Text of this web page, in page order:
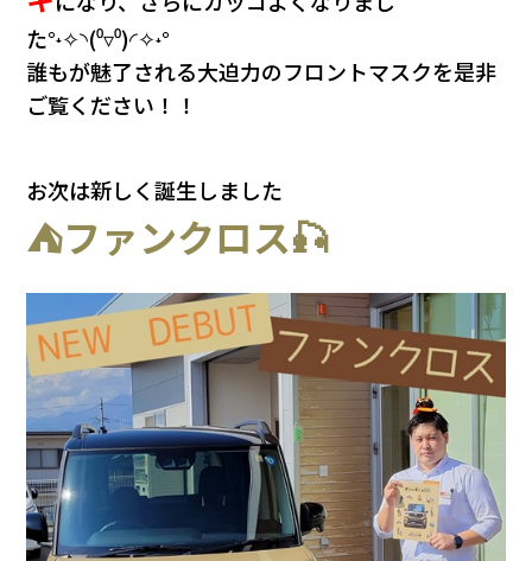
た°˖✧◝(⁰▿⁰)◜✧˖°
誰もが魅了される大迫力のフロントマスクを是非
ご覧ください！！
お次は新しく誕生しました
⛺ファンクロス🎣